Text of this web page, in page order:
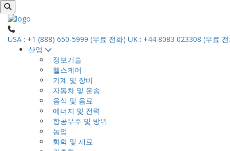
USA : +1 (888) 650-5999 (무료 전화) UK : +44 8083 023308 (무료
산업
정보기술
헬스케어
기계 및 장비
자동차 및 운송
음식 및 음료
에너지 및 전력
항공우주 및 방위
농업
화학 및 재료